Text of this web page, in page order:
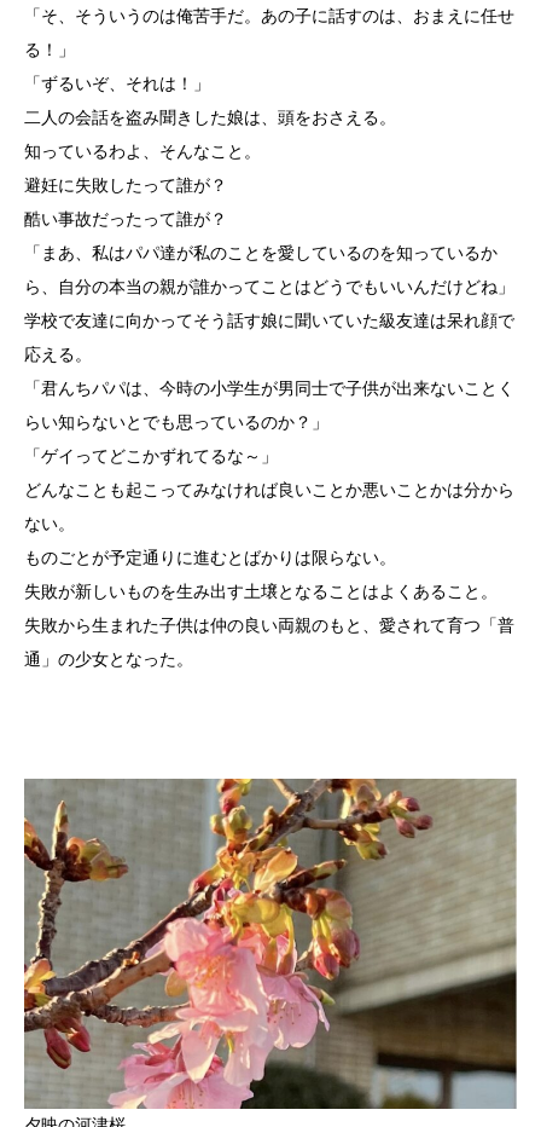
「そ、そういうのは俺苦手だ。あの子に話すのは、おまえに任せ
る！」
「ずるいぞ、それは！」
二人の会話を盗み聞きした娘は、頭をおさえる。
知っているわよ、そんなこと。
避妊に失敗したって誰が？
酷い事故だったって誰が？
「まあ、私はパパ達が私のことを愛しているのを知っているか
ら、自分の本当の親が誰かってことはどうでもいいんだけどね」
学校で友達に向かってそう話す娘に聞いていた級友達は呆れ顔で
応える。
「君んちパパは、今時の小学生が男同士で子供が出来ないことく
らい知らないとでも思っているのか？」
「ゲイってどこかずれてるな～」
どんなことも起こってみなければ良いことか悪いことかは分から
ない。
ものごとが予定通りに進むとばかりは限らない。
失敗が新しいものを生み出す土壌となることはよくあること。
失敗から生まれた子供は仲の良い両親のもと、愛されて育つ「普
通」の少女となった。